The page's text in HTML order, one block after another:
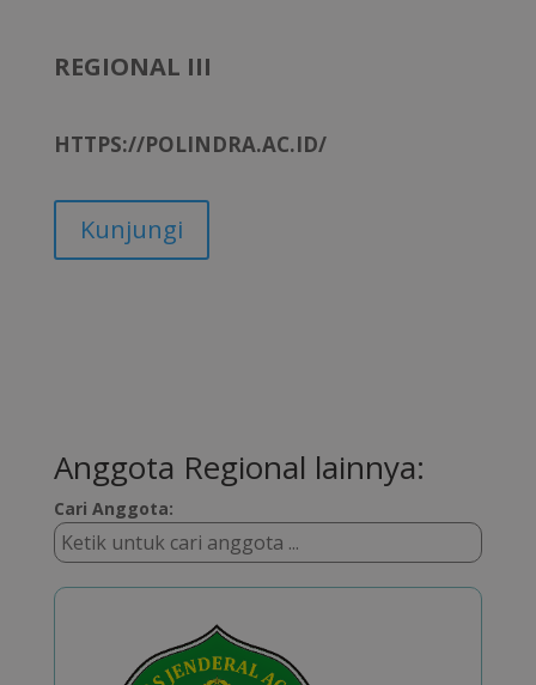
REGIONAL III
HTTPS://POLINDRA.AC.ID/
Kunjungi
Anggota Regional lainnya:
Cari Anggota: